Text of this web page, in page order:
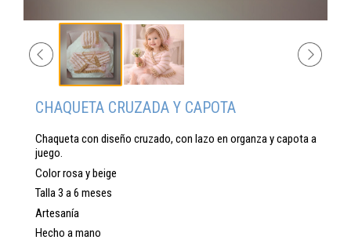
CHAQUETA CRUZADA Y CAPOTA
Chaqueta con diseño cruzado, con lazo en organza y capota a
juego.
Color rosa y beige
Talla 3 a 6 meses
Artesanía
Hecho a mano